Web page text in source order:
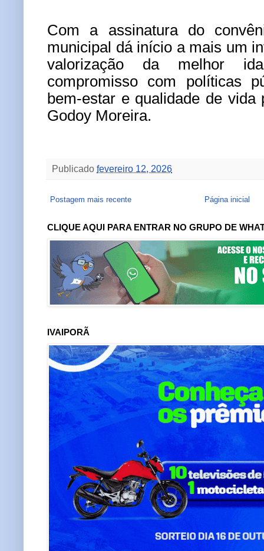
Com a assinatura do
municipal dá início a mais um
valorização da melhor
compromisso com políticas
bem-estar e qualidade de vida
Godoy Moreira.
Publicado fevereiro 12, 2026
Postagem mais recente Página inicial
CLIQUE AQUI PARA ENTRAR NO GRUPO DE
IVAIPORÃ